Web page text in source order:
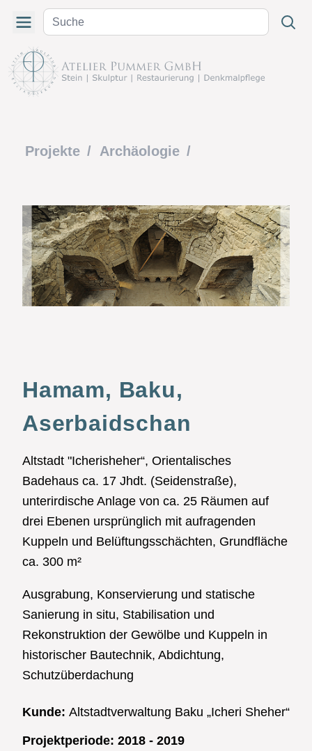
Projekte / Archäologie /
Hamam, Baku,
Aserbaidschan
Altstadt "Icherisheher“, Orientalisches
Badehaus ca. 17 Jhdt. (Seidenstraße),
unterirdische Anlage von ca. 25 Räumen auf
drei Ebenen ursprünglich mit aufragenden
Kuppeln und Belüftungsschächten, Grundfläche
ca. 300 m²
Ausgrabung, Konservierung und statische
Sanierung in situ, Stabilisation und
Rekonstruktion der Gewölbe und Kuppeln in
historischer Bautechnik, Abdichtung,
Schutzüberdachung
Kunde: Altstadtverwaltung Baku „Icheri Sheher“
Projektperiode: 2018 - 2019